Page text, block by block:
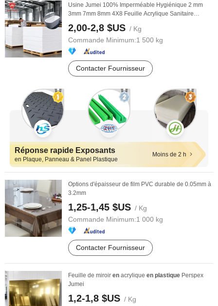
Usine Jumei 100% Imperméable Hygiénique 2 mm
3mm 7mm 8mm 4X8 Feuille Acrylique Sanitaire
2,00-2,8 $US / Kg
Commande Minimum:1 500 kg
Contacter Fournisseur
Réponse rapide Exposants
en Plaque, Panneau & Panel Plastique
Moins de 2 h
Options d'épaisseur de film PVC durable de 0.05mm à
3.2mm
1,25-1,45 $US / Kg
Commande Minimum:1 000 kg
Contacter Fournisseur
Feuille de miroir en acrylique en plastique Perspex
Jumei
1,2-1,8 $US / Kg